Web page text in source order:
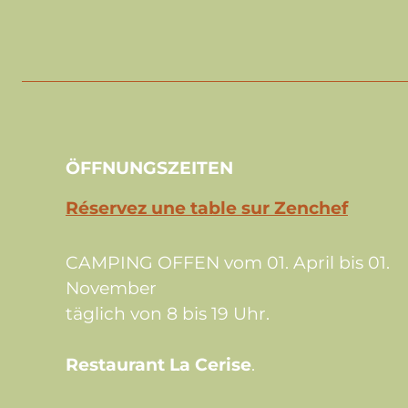
ÖFFNUNGSZEITEN
Réservez une table sur Zenchef
CAMPING OFFEN vom 01. April bis 01.
November
täglich von 8 bis 19 Uhr.
Restaurant La Cerise.